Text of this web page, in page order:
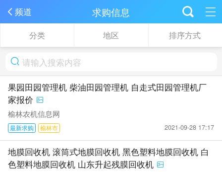
频道 求购信息
分类 地区 排序方式
果园田园管理机 柴油田园管理机 自走式田园管理机厂
家报价
榆林农机信息网
最新求购 榆林市 2021-09-28 17:17
地膜回收机 滚筒式地膜回收机 黑色塑料地膜回收机 白
色塑料地膜回收机 山东升起残膜回收机